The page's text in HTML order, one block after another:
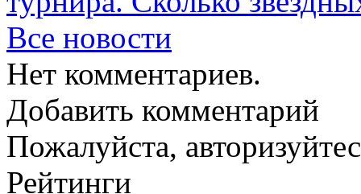
Все новости
Нет комментариев.
Добавить комментарий
Пожалуйста,
Рейтинги